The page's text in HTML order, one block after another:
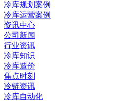
冷库规划案例
冷库运营案例
资讯中心
公司新闻
行业资讯
冷库知识
冷库造价
焦点时刻
冷链资讯
冷库自动化